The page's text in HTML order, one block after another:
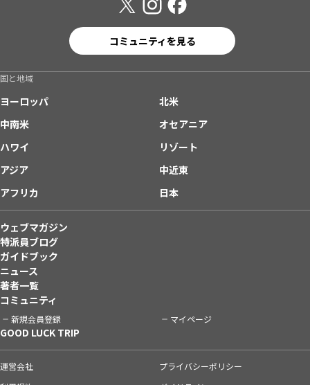
コミュニティを見る
国と地域
ヨーロッパ
北米
中南米
オセアニア
ハワイ
リゾート
アジア
中近東
アフリカ
日本
ウェブマガジン
特派員ブログ
ガイドブック
ニュース
著者一覧
コミュニティ
新規会員登録 マイページ
GOOD LUCK TRIP
運営会社
プライバシーポリシー